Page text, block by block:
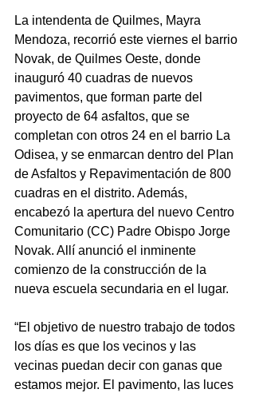
La intendenta de Quilmes, Mayra
Mendoza, recorrió este viernes el barrio
Novak, de Quilmes Oeste, donde
inauguró 40 cuadras de nuevos
pavimentos, que forman parte del
proyecto de 64 asfaltos, que se
completan con otros 24 en el barrio La
Odisea, y se enmarcan dentro del Plan
de Asfaltos y Repavimentación de 800
cuadras en el distrito. Además,
encabezó la apertura del nuevo Centro
Comunitario (CC) Padre Obispo Jorge
Novak. Allí anunció el inminente
comienzo de la construcción de la
nueva escuela secundaria en el lugar.
“El objetivo de nuestro trabajo de todos
los días es que los vecinos y las
vecinas puedan decir con ganas que
estamos mejor. El pavimento, las luces